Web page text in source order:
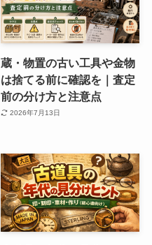
蔵・物置の古い工具や金物
は捨てる前に確認を｜査定
前の分け方と注意点
2026年7月13日